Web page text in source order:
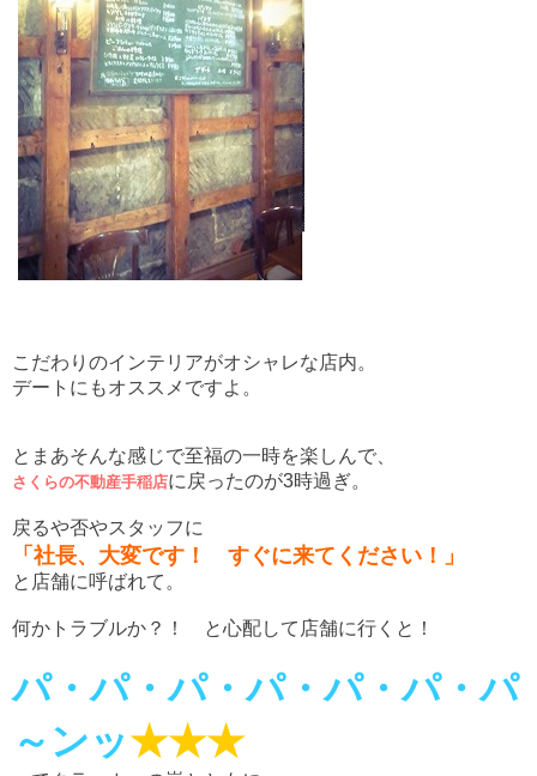
こだわりのインテリアがオシャレな店内。
デートにもオススメですよ。
とまあそんな感じで至福の一時を楽しんで、
さくらの不動産手稲店に戻ったのが3時過ぎ。
戻るや否やスタッフに
「社長、大変です！ すぐに来てください！」
と店舗に呼ばれて。
何かトラブルか？！ と心配して店舗に行くと！
パ・パ・パ・パ・パ・パ・パ
～ンッ★★★